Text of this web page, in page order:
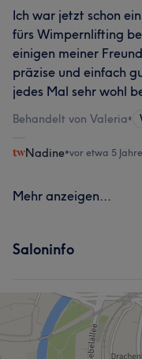
Ich war jetzt schon
fürs Wimpernlifting
einigen meiner
präzise und einfach
jedes Mal sehr wohl
Behandelt von Valeria•
Nadine•vor etwa 5
Mehr anzeigen...
Saloninfo